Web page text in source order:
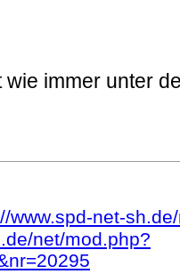
immer unter
www.spd-net-
net/mod.php?